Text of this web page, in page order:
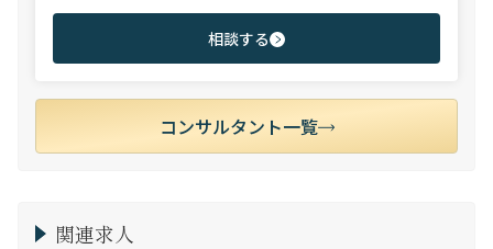
相談する
コンサルタント一覧
関連求人